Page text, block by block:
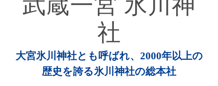
社
大宮氷川神社とも呼ばれ、2000年以上の
歴史を誇る氷川神社の総本社